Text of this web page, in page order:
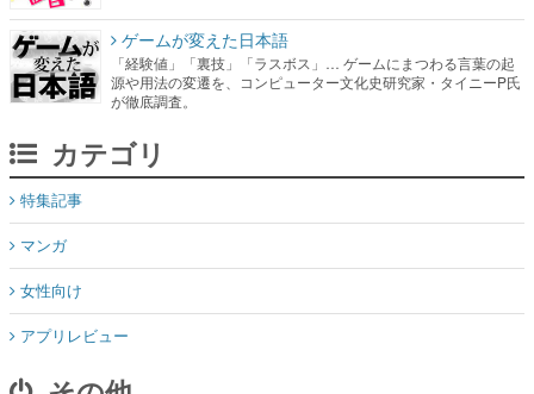
ゲームが変えた日本語
「経験値」「裏技」「ラスボス」… ゲームにまつわる言葉の起
源や用法の変遷を、コンピューター文化史研究家・タイニーP氏
が徹底調査。
カテゴリ
特集記事
マンガ
女性向け
アプリレビュー